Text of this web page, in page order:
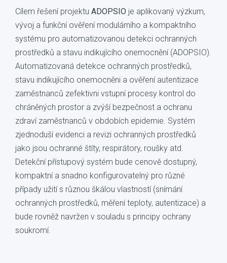
Cílem řešení projektu ADOPSIO je aplikovaný výzkum,
vývoj a funkční ověření modulárního a kompaktního
systému pro automatizovanou detekci ochranných
prostředků a stavu indikujícího onemocnění (ADOPSIO).
Automatizovaná detekce ochranných prostředků,
stavu indikujícího onemocněni a ověření autentizace
zaměstnanců zefektivni vstupní procesy kontrol do
chráněných prostor a zvýší bezpečnost a ochranu
zdraví zaměstnanců v obdobích epidemie. Systém
zjednoduší evidenci a revizi ochranných prostředků
jako jsou ochranné štíty, respirátory, roušky atd.
Detekční přístupový systém bude cenově dostupný,
kompaktní a snadno konfigurovatelný pro různé
případy užití s různou škálou vlastností (snímání
ochranných prostředků, měření teploty, autentizace) a
bude rovněž navržen v souladu s principy ochrany
soukromí.